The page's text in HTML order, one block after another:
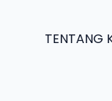
TENTANG